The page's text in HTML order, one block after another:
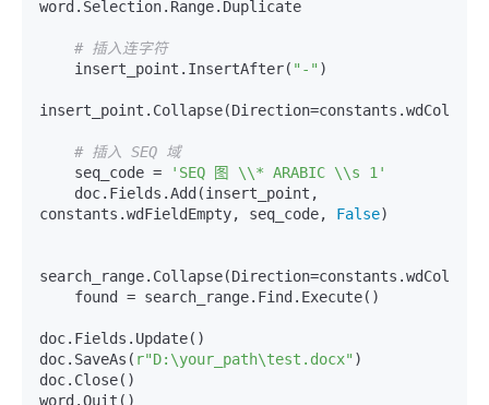
word.Selection.Range.Duplicate
# 插入连字符
    insert_point.InsertAfter(
"-" )
# 插入 SEQ 域
    seq_code =
'SEQ 图 \\* ARABIC \\s 1'
constants.wdFieldEmpty, seq_code, False)
doc.Fields.Update()
doc.SaveAs( r"D:\your_path\test.docx" )
doc.Close()